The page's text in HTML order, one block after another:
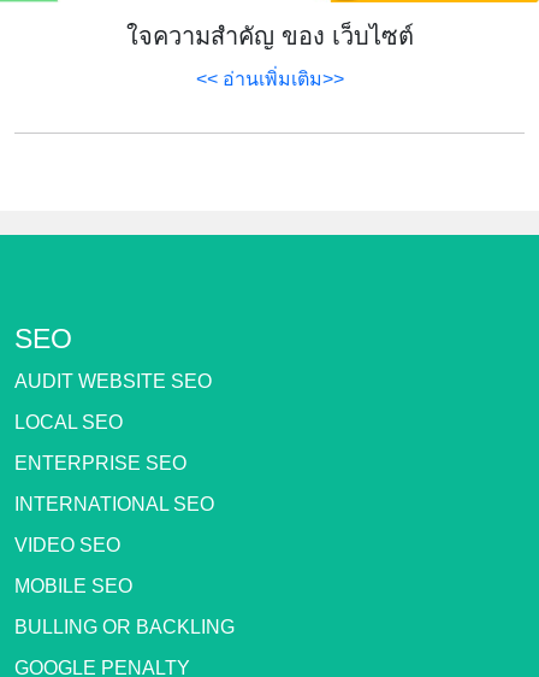
ใจความสำคัญ ของ เว็บไซต์
<< อ่านเพิ่มเติม>>
SEO
AUDIT WEBSITE SEO
LOCAL SEO
ENTERPRISE SEO
INTERNATIONAL SEO
VIDEO SEO
MOBILE SEO
BULLING OR BACKLING
GOOGLE PENALTY